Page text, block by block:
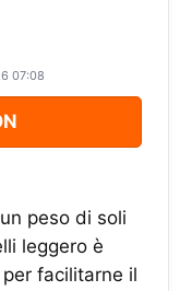
07:08
peso di soli
leggero è
facilitarne il